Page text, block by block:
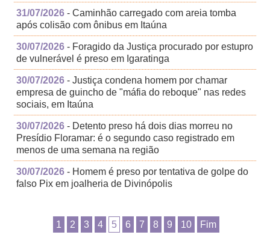
31/07/2026 - Caminhão carregado com areia tomba
após colisão com ônibus em Itaúna
30/07/2026 - Foragido da Justiça procurado por estupro
de vulnerável é preso em Igaratinga
30/07/2026 - Justiça condena homem por chamar
empresa de guincho de "máfia do reboque" nas redes
sociais, em Itaúna
30/07/2026 - Detento preso há dois dias morreu no
Presídio Floramar: é o segundo caso registrado em
menos de uma semana na região
30/07/2026 - Homem é preso por tentativa de golpe do
falso Pix em joalheria de Divinópolis
1 2 3 4 5 6 7 8 9 10 Fim